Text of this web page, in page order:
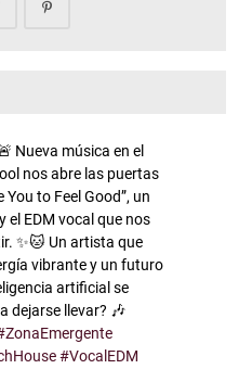
Nueva música en el
nos abre las puertas
to Feel Good”, un
el EDM vocal que nos
✨🐱 Un artista que
vibrante y un futuro
artificial se
dejarse llevar? 🎶
#VocalEDM